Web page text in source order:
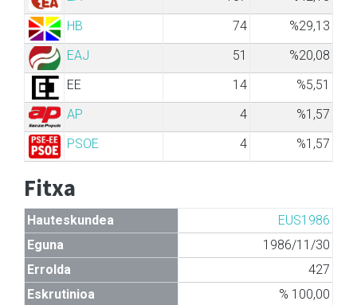
HB
74
%29,13
EAJ
51
%20,08
EE
14
%5,51
AP
4
%1,57
PSOE
4 %1,57
Fitxa
Hauteskundea
EUS1986
Eguna
1986/11/30
Errolda
427
Eskrutinioa
% 100,00